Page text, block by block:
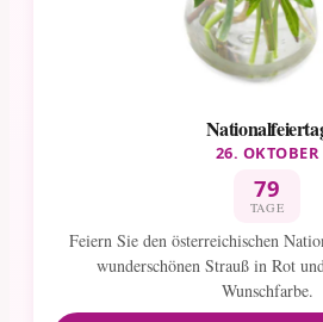
26. OKTOBER
79
TAGE
Feiern Sie den österreichischen
wunderschönen Strauß in Rot
Wunschfarbe.